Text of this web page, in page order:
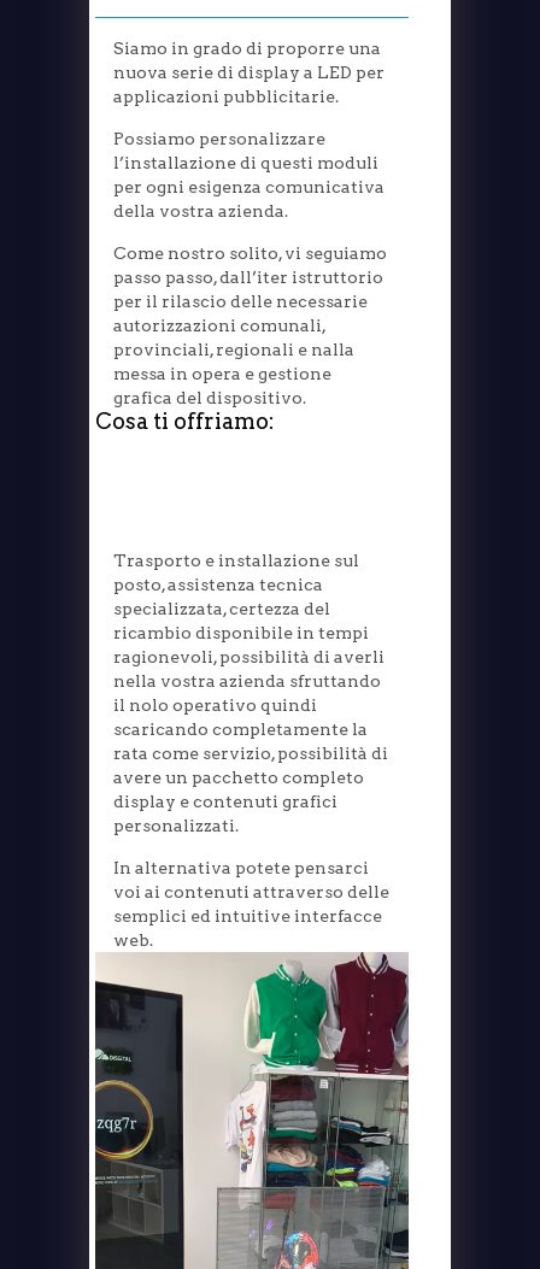
Siamo in grado di proporre una
nuova serie di display a LED per
applicazioni pubblicitarie.
Possiamo personalizzare
l’installazione di questi moduli
per ogni esigenza comunicativa
della vostra azienda.
Come nostro solito, vi seguiamo
passo passo, dall’iter istruttorio
per il rilascio delle necessarie
autorizzazioni comunali,
provinciali, regionali e nalla
messa in opera e gestione
grafica del dispositivo.
Cosa ti offriamo:
Trasporto e installazione sul
posto, assistenza tecnica
specializzata, certezza del
ricambio disponibile in tempi
ragionevoli, possibilità di averli
nella vostra azienda sfruttando
il nolo operativo quindi
scaricando completamente la
rata come servizio, possibilità di
avere un pacchetto completo
display e contenuti grafici
personalizzati.
In alternativa potete pensarci
voi ai contenuti attraverso delle
semplici ed intuitive interfacce
web.